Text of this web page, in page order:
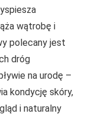
wątrobę i
polecany jest
dróg
na urodę –
kondycję skóry,
i naturalny